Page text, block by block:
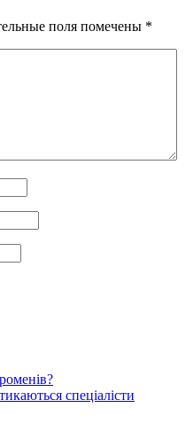
поля помечены *
спеціалісти